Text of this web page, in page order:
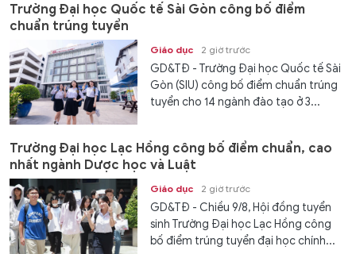
Trường Đại học Quốc tế Sài Gòn công bố điểm
chuẩn trúng tuyển
Giáo dục 2 giờ trước
GD&TĐ - Trường Đại học Quốc tế Sài
Gòn (SIU) công bố điểm chuẩn trúng
tuyển cho 14 ngành đào tạo ở 3...
Trường Đại học Lạc Hồng công bố điểm chuẩn, cao
nhất ngành Dược học và Luật
Giáo dục 2 giờ trước
GD&TĐ - Chiều 9/8, Hội đồng tuyển
sinh Trường Đại học Lạc Hồng công
bố điểm trúng tuyển đại học chính...